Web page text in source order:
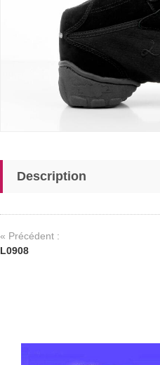
Description
« Précédent :
L0908